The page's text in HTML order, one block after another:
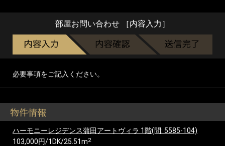
部屋お問い合わせ ［内容入力］
必要事項をご記入ください。
物件情報
ハーモニーレジデンス蒲田アートヴィラ 1階(問: 5585-104)
103,000円/1DK/25.51m2